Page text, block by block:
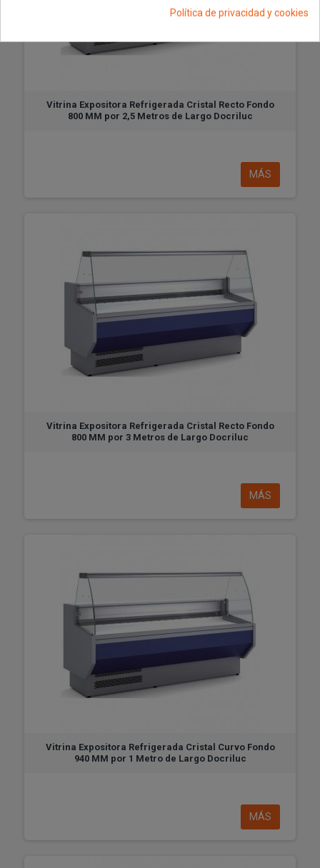
Vitrina Expositora Refrigerada Cristal Recto Fondo
800 MM por 2,5 Metros de Largo Docriluc
MÁS
Vitrina Expositora Refrigerada Cristal Recto Fondo
800 MM por 3 Metros de Largo Docriluc
MÁS
Vitrina Expositora Refrigerada Cristal Curvo Fondo
940 MM por 1 Metro de Largo Docriluc
MÁS
Política de privacidad y cookies